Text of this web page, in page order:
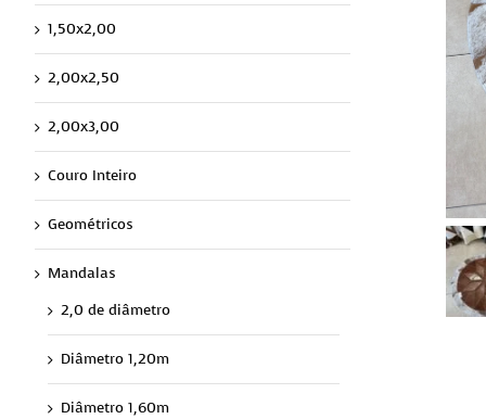
1,50x2,00
2,00x2,50
2,00x3,00
Couro Inteiro
Geométricos
Mandalas
2,0 de diâmetro
Diâmetro 1,20m
Diâmetro 1,60m